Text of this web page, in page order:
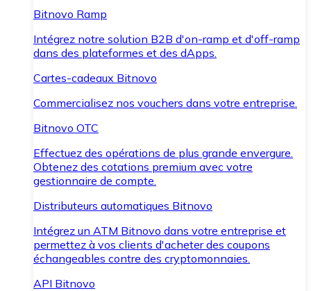
Bitnovo Ramp
Intégrez notre solution B2B d'on-ramp et d'off-ramp
dans des plateformes et des dApps.
Cartes-cadeaux Bitnovo
Commercialisez nos vouchers dans votre entreprise.
Bitnovo OTC
Effectuez des opérations de plus grande envergure.
Obtenez des cotations premium avec votre
gestionnaire de compte.
Distributeurs automatiques Bitnovo
Intégrez un ATM Bitnovo dans votre entreprise et
permettez à vos clients d'acheter des coupons
échangeables contre des cryptomonnaies.
API Bitnovo